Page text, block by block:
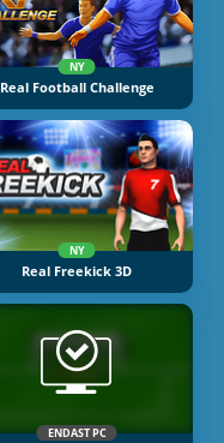
NY
Real Football Challenge
NY
Real Freekick 3D
ENDAST PC